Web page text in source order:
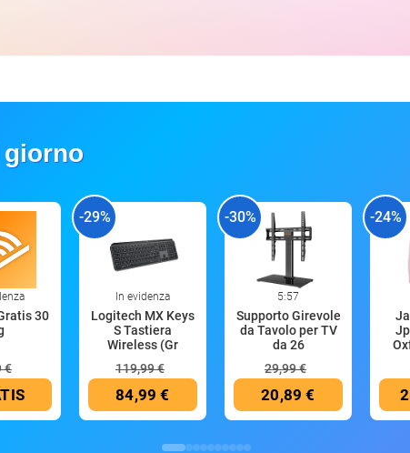
30
€
-29%
In evidenza
Logitech MX Keys
S Tastiera
Wireless (Gr
119,99 €
84,99 €
-30%
5:57
Supporto Girevole
da Tavolo per TV
da 26
29,99 €
20,89 €
-24%